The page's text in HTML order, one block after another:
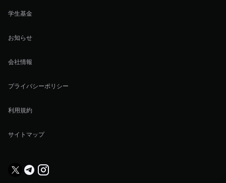
学生基金
お知らせ
会社情報
プライバシーポリシー
利用規約
サイトマップ